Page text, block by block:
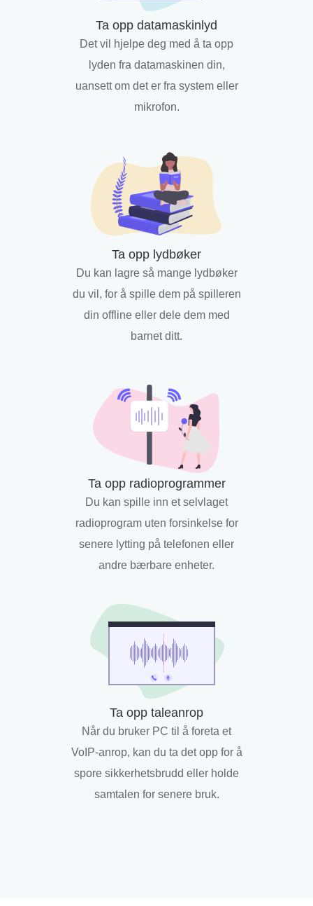
Ta opp datamaskinlyd
Det vil hjelpe deg med å ta opp
lyden fra datamaskinen din,
uansett om det er fra system eller
mikrofon.
Ta opp lydbøker
Du kan lagre så mange lydbøker
du vil, for å spille dem på spilleren
din offline eller dele dem med
barnet ditt.
Ta opp radioprogrammer
Du kan spille inn et selvlaget
radioprogram uten forsinkelse for
senere lytting på telefonen eller
andre bærbare enheter.
Ta opp taleanrop
Når du bruker PC til å foreta et
VoIP-anrop, kan du ta det opp for å
spore sikkerhetsbrudd eller holde
samtalen for senere bruk.